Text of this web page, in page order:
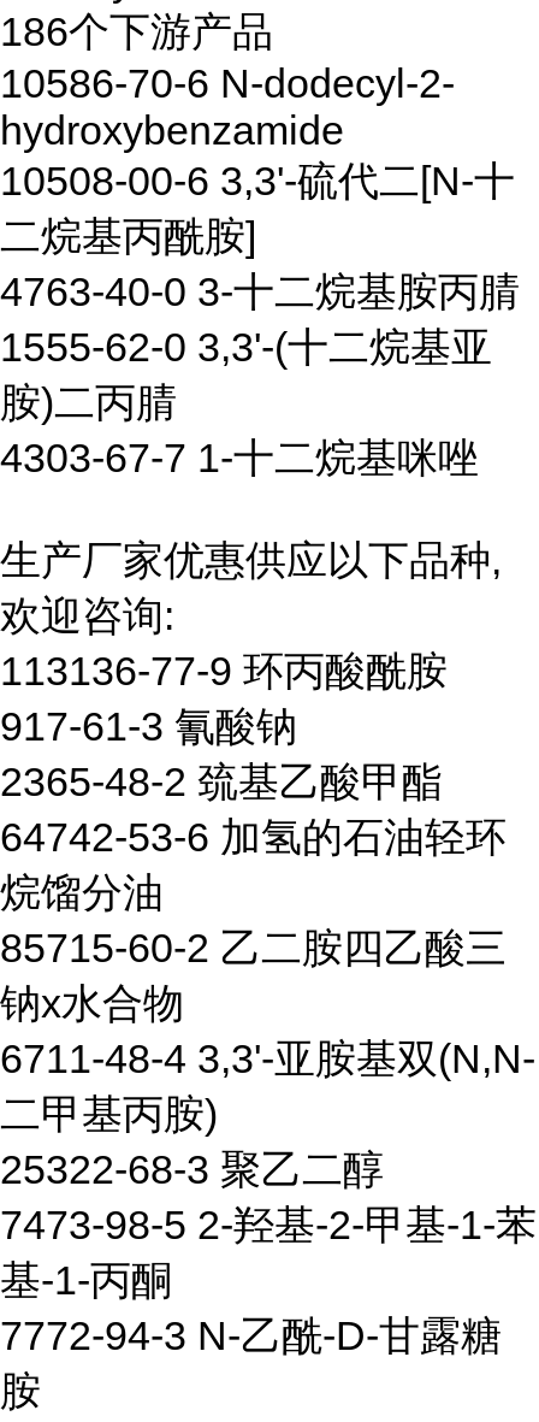
186个下游产品
10586-70-6 N-dodecyl-2-
hydroxybenzamide
10508-00-6 3,3'-硫代二[N-十
二烷基丙酰胺]
4763-40-0 3-十二烷基胺丙腈
1555-62-0 3,3'-(十二烷基亚
胺)二丙腈
4303-67-7 1-十二烷基咪唑
生产厂家优惠供应以下品种,
欢迎咨询:
113136-77-9 环丙酸酰胺
917-61-3 氰酸钠
2365-48-2 巯基乙酸甲酯
64742-53-6 加氢的石油轻环
烷馏分油
85715-60-2 乙二胺四乙酸三
钠x水合物
6711-48-4 3,3'-亚胺基双(N,N-
二甲基丙胺)
25322-68-3 聚乙二醇
7473-98-5 2-羟基-2-甲基-1-苯
基-1-丙酮
7772-94-3 N-乙酰-D-甘露糖
胺